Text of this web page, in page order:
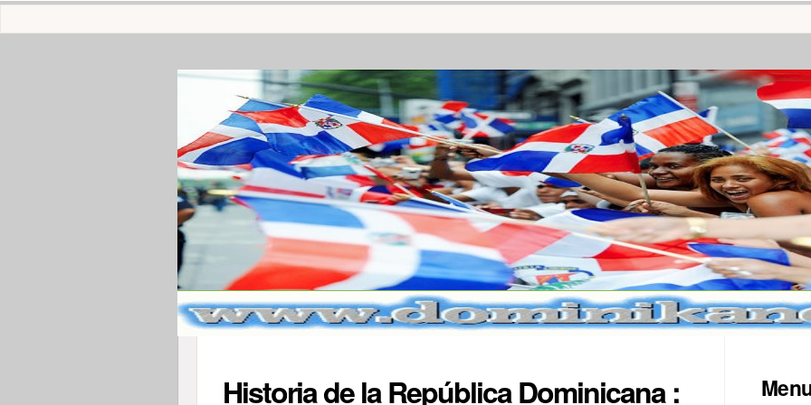
Historia de la República Dominicana :